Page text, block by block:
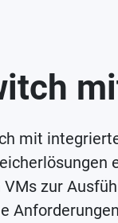
mit
zur